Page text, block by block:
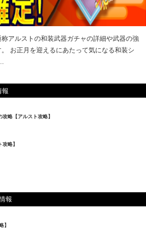
アルストの和装武器ガチャの詳細や武器の強
お正月を迎えるにあたって気になる和装シ
報
略【アルスト攻略】
略】
報
】